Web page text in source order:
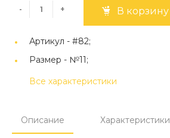
- + В корзину
Артикул - #82;
Размер - №11;
Все характеристики
Описание Характеристики